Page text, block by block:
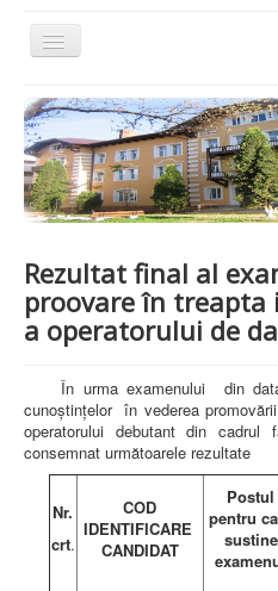
Comută
navigarea
PREZENTARE
PREZENTARE SPITAL
ISTORIE
ACREDITĂRI/CERTIFICĂRI
CERTIFICAT
STRUCTURA SPITALULUI
SECŢIA OBSTETRICĂ
SECŢIA CHIRURGIE
SECŢIA BOLI
SECŢIA MEDICINĂ
COMPARTIMENTUL DE
LABORATOARE
LABORATOR DE
LABORATOR DE
MEDICALĂ
BLOC STERILIZARE
APARAT FUNCŢIONAL
DISPENSAR DE
Rezultat final al
proovare în treapta
a operatorului de
În urma examenului
din
cunoştinţelor în vederea promovării
operatorului debutant din
consemnat următoarele rezultate
Nr.
crt.
COD
IDENTIFICARE
CANDIDAT
Postul
pentru
sustine